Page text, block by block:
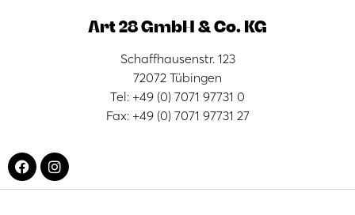
Art 28 GmbH & Co. KG
Schaffhausenstr. 123
72072 Tübingen
Tel: +49 (0) 7071 97731 0
Fax: +49 (0) 7071 97731 27